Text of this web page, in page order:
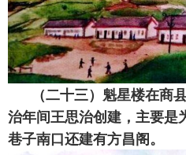
（二十三）魁星楼在商
治年间王思治创建，主要是
巷子南口还建有方昌阁。